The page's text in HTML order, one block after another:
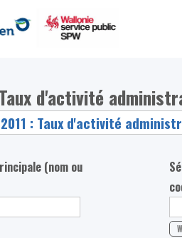
d'activité
(nom ou